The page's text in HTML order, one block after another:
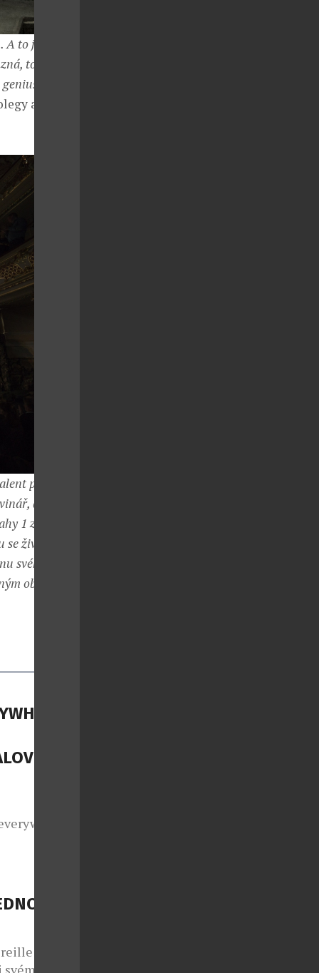
to je rozdíl.
to je
loci je
a diváky
posléze
ale i
1 za jeho
životnímu
svého
občanem
přitom
šňůře.
živou
svém